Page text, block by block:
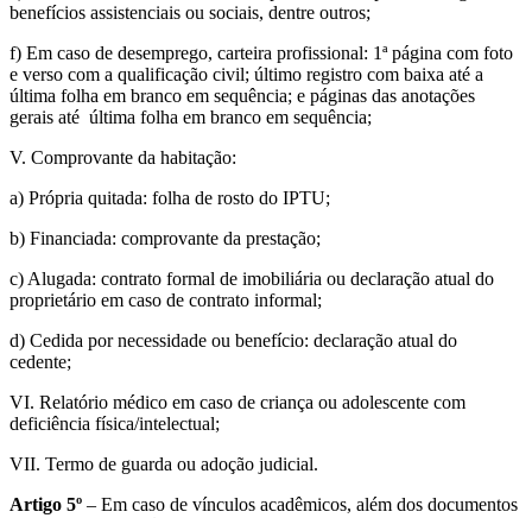
benefícios assistenciais ou sociais, dentre outros;
f) Em caso de desemprego, carteira profissional: 1ª página com foto
e verso com a qualificação civil; último registro com baixa até a
última folha em branco em sequência; e páginas das anotações
gerais até última folha em branco em sequência;
V. Comprovante da habitação:
a) Própria quitada: folha de rosto do IPTU;
b) Financiada: comprovante da prestação;
c) Alugada: contrato formal de imobiliária ou declaração atual do
proprietário em caso de contrato informal;
d) Cedida por necessidade ou benefício: declaração atual do
cedente;
VI. Relatório médico em caso de criança ou adolescente com
deficiência física/intelectual;
VII. Termo de guarda ou adoção judicial.
Artigo 5º – Em caso de vínculos acadêmicos, além dos documentos